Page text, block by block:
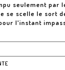
seulement par
se scelle le sort
l'instant